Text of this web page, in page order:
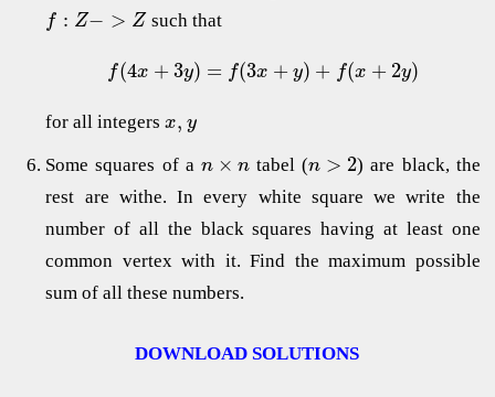
f : Z− > Zsuch that
f(4x + 3y) = f(3x + y) + f(x + 2y)
for all integersx, y
Some squares of a n × ntabel (n > 2) are black, the
rest are withe. In every white square we write the
number of all the black squares having at least one
common vertex with it. Find the maximum possible
sum of all these numbers.
DOWNLOAD SOLUTIONS